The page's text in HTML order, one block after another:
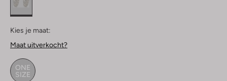
Kies je maat:
Maat uitverkocht?
ONE
SIZE